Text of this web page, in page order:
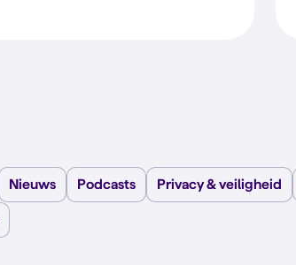
Nieuws Podcasts Privacy & veiligheid